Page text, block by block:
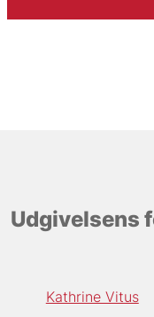
Udgivelsens
Kathrine Vitus